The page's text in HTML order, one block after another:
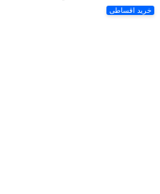
خرید اقساطی